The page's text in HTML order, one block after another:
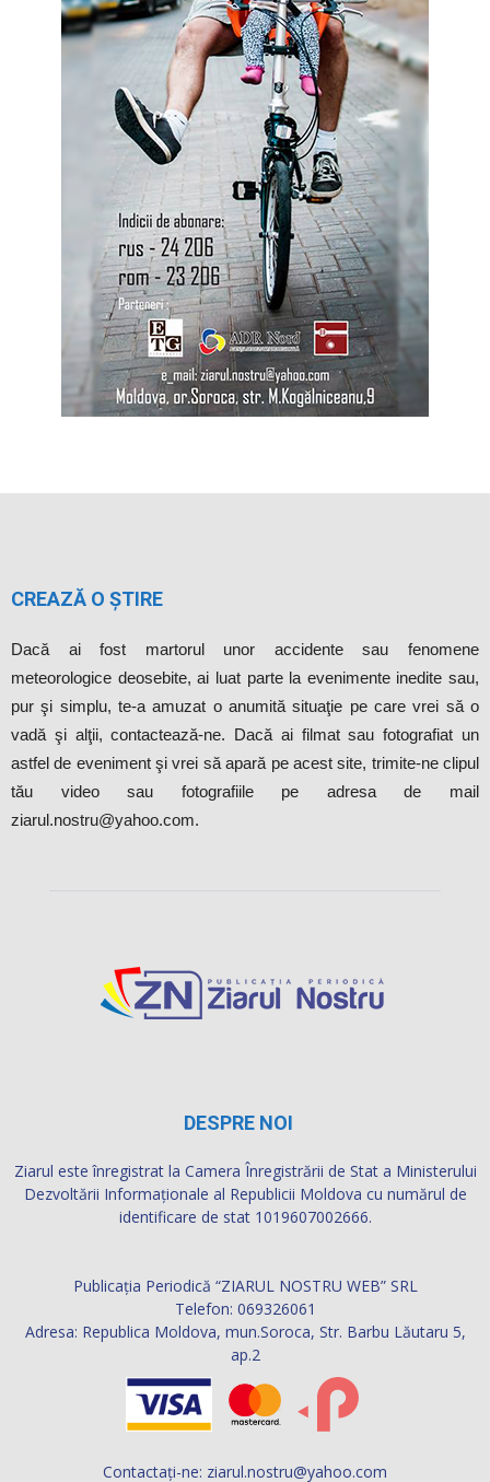
CREAZĂ O ȘTIRE
Dacă ai fost martorul unor accidente sau fenomene
meteorologice deosebite, ai luat parte la evenimente inedite sau,
pur şi simplu, te-a amuzat o anumită situaţie pe care vrei să o
vadă şi alţii, contactează-ne. Dacă ai filmat sau fotografiat un
astfel de eveniment şi vrei să apară pe acest site, trimite-ne clipul
tău video sau fotografiile pe adresa de mail
ziarul.nostru@yahoo.com.
DESPRE NOI
Ziarul este înregistrat la Camera Înregistrării de Stat a Ministerului
Dezvoltării Informaţionale al Republicii Moldova cu numărul de
identificare de stat 1019607002666.
Publicația Periodică “ZIARUL NOSTRU WEB” SRL
Telefon: 069326061
Adresa: Republica Moldova, mun.Soroca, Str. Barbu Lăutaru 5,
ap.2
Contactați-ne: ziarul.nostru@yahoo.com